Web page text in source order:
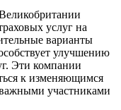
услуг на
варианты
улучшению
Эти компании
к изменяющимся
участниками